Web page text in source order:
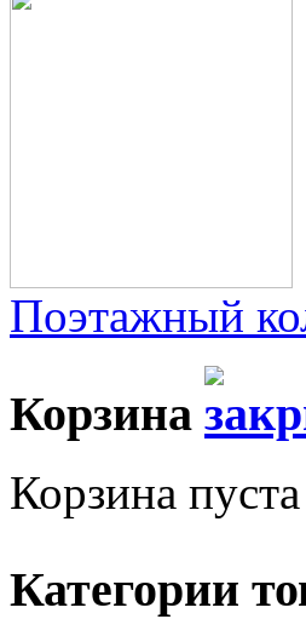
Поэтажный
Корзина
Корзина пуста
Категории